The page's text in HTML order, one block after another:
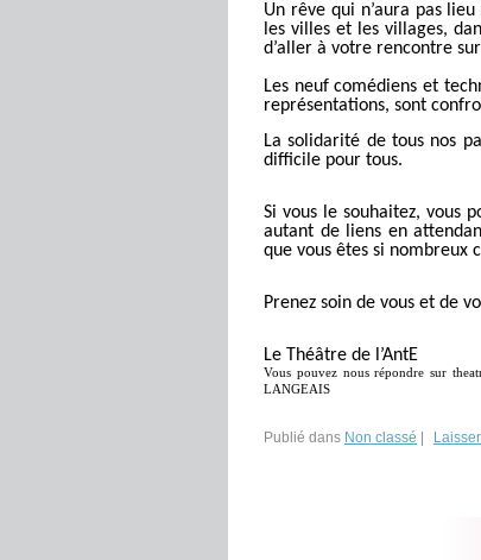
Un rêve qui n’aura pas
les villes et les villages,
d’aller à votre rencontre
Les neuf comédiens et
représentations, sont
La solidarité de tous nos
difficile pour tous.
Si vous le souhaitez, vous
autant de liens en
que vous êtes si nombreux
Prenez soin de vous et de
Le Théâtre de l’AntE
Vous pouvez nous répondre sur
LANGEAIS
Publié dans Non classé